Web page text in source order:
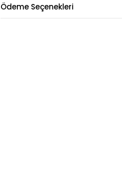
Ödeme Seçenekleri